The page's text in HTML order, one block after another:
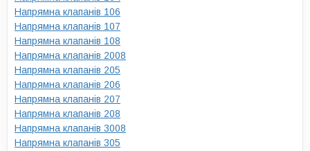
Напрямна клапанів 106
Напрямна клапанів 107
Напрямна клапанів 108
Напрямна клапанів 2008
Напрямна клапанів 205
Напрямна клапанів 206
Напрямна клапанів 207
Напрямна клапанів 208
Напрямна клапанів 3008
Напрямна клапанів 305